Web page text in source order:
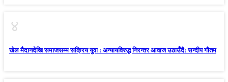
४
खेल मैदानदेखि समाजसम्म सक्रिय युवा : अन्यायविरुद्ध निरन्तर आवाज उठाउँदै: सन्दीप गौतम